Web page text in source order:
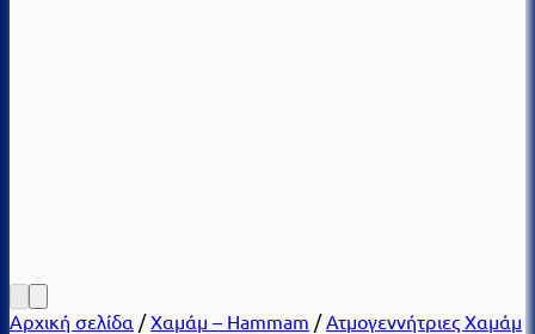
Αρχική σελίδα / Χαμάμ – Hammam / Ατμογεννήτριες Χαμάμ